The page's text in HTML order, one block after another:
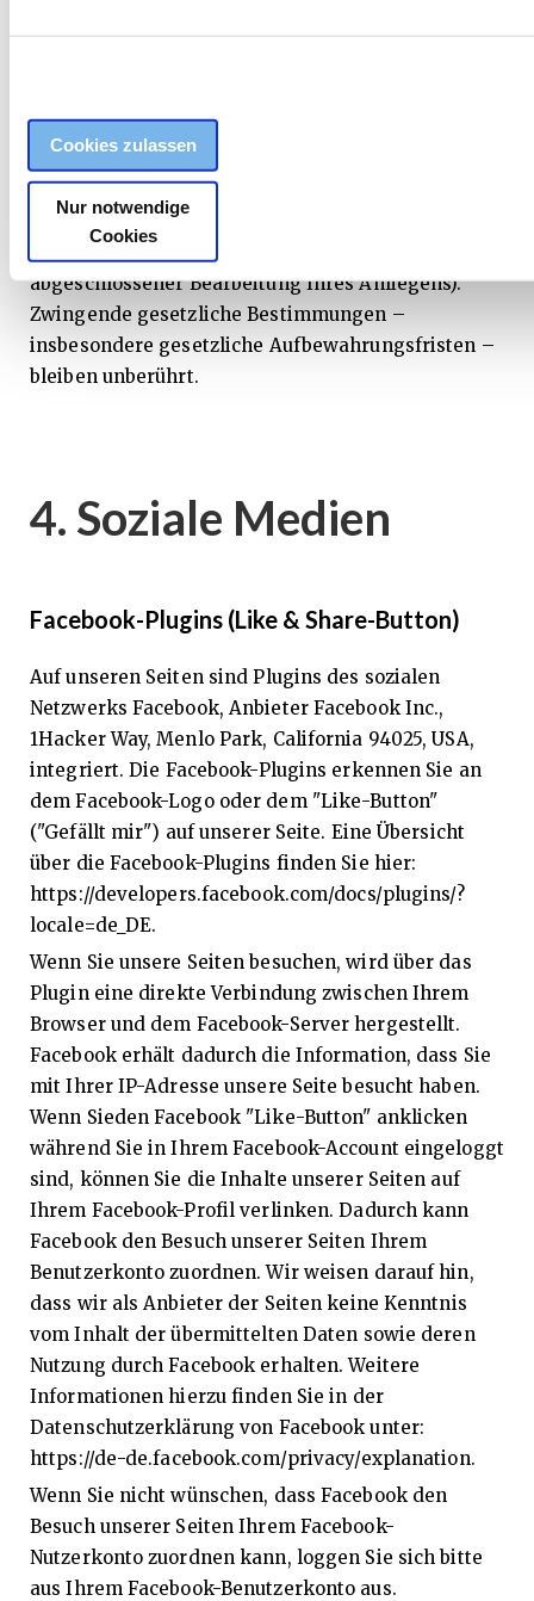
Cookies zulassen
Nur notwendige
Cookies
Die von Ihnen an uns per von Kontaktanfragen
übersandten Daten verbleiben bei uns, bis Sie uns
zur Löschung auffordern, Ihre Einwilligung zur
Speicherung widerrufen oder der Zweck für die
Datenspeicherung entfällt (z. B. nach
abgeschlossener Bearbeitung Ihres Anliegens).
Zwingende gesetzliche Bestimmungen –
insbesondere gesetzliche Aufbewahrungsfristen –
bleiben unberührt.
4. Soziale Medien
Facebook-Plugins (Like & Share-Button)
Auf unseren Seiten sind Plugins des sozialen
Netzwerks Facebook, Anbieter Facebook Inc.,
1Hacker Way, Menlo Park, California 94025, USA,
integriert. Die Facebook-Plugins erkennen Sie an
dem Facebook-Logo oder dem "Like-Button"
("Gefällt mir") auf unserer Seite. Eine Übersicht
über die Facebook-Plugins finden Sie hier:
https://developers.facebook.com/docs/plugins/?
locale=de_DE.
Wenn Sie unsere Seiten besuchen, wird über das
Plugin eine direkte Verbindung zwischen Ihrem
Browser und dem Facebook-Server hergestellt.
Facebook erhält dadurch die Information, dass Sie
mit Ihrer IP-Adresse unsere Seite besucht haben.
Wenn Sieden Facebook "Like-Button" anklicken
während Sie in Ihrem Facebook-Account eingeloggt
sind, können Sie die Inhalte unserer Seiten auf
Ihrem Facebook-Profil verlinken. Dadurch kann
Facebook den Besuch unserer Seiten Ihrem
Benutzerkonto zuordnen. Wir weisen darauf hin,
dass wir als Anbieter der Seiten keine Kenntnis
vom Inhalt der übermittelten Daten sowie deren
Nutzung durch Facebook erhalten. Weitere
Informationen hierzu finden Sie in der
Datenschutzerklärung von Facebook unter:
https://de-de.facebook.com/privacy/explanation.
Wenn Sie nicht wünschen, dass Facebook den
Besuch unserer Seiten Ihrem Facebook-
Nutzerkonto zuordnen kann, loggen Sie sich bitte
aus Ihrem Facebook-Benutzerkonto aus.